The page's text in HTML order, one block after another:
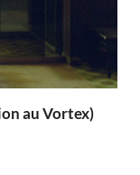
au Vortex)